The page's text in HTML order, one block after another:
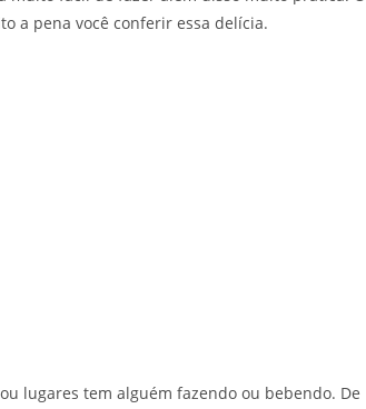
a pena você conferir essa delícia.
lugares tem alguém fazendo ou bebendo. De